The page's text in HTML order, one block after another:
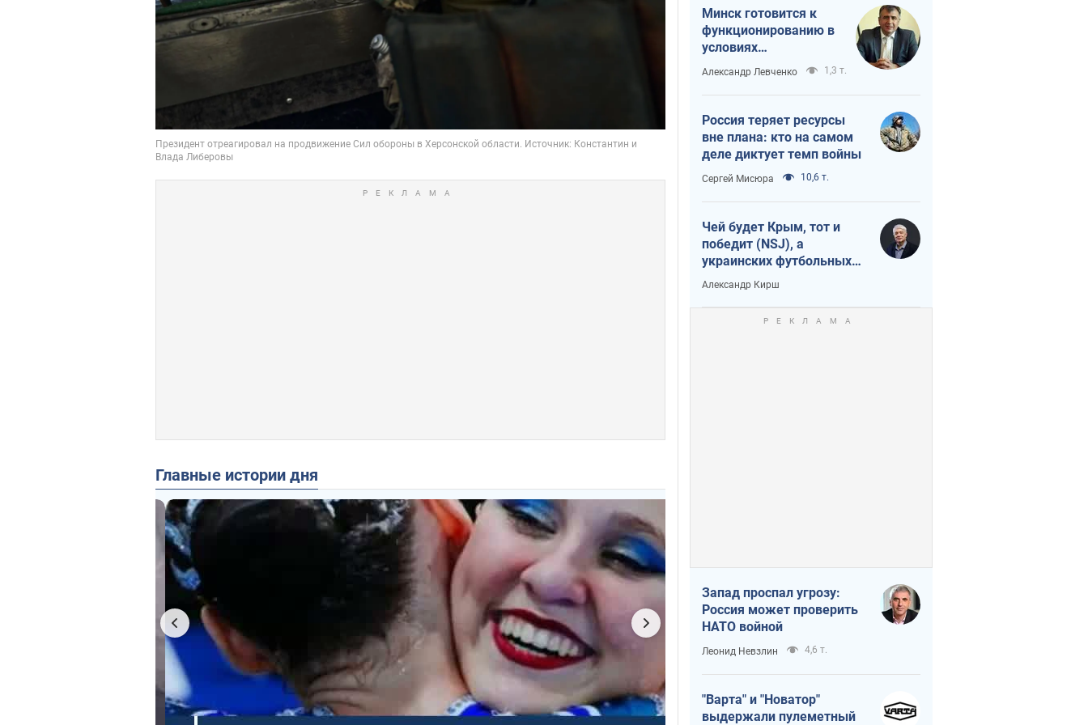
Главные истории дня
Минск готовится к
функционированию в
условиях
масштабного
военного кризиса
Александр Левченко 1,3 т.
Россия теряет ресурсы
вне плана: кто на самом
деле диктует темп войны
Сергей Мисюра 10,6 т.
Чей будет Крым, тот и
победит (NSJ), а
украинских футбольных
чиновников могут
назвать убийцами
Александр Кирш
Запад проспал угрозу:
Россия может проверить
НАТО войной
Леонид Невзлин 4,6 т.
"Варта" и "Новатор"
выдержали пулеметный